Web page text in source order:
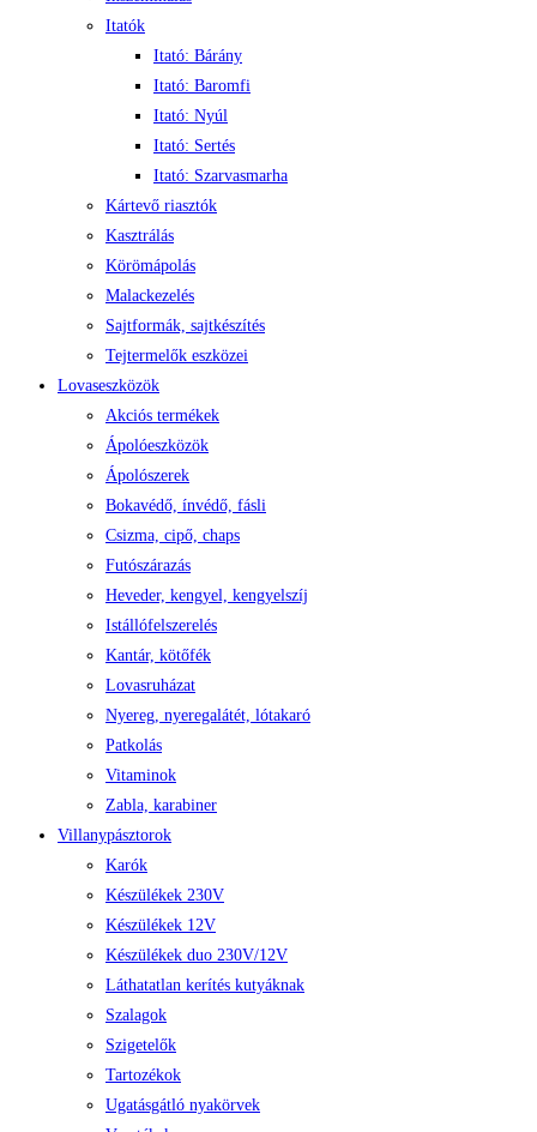
Itatók
Itató: Bárány
Itató: Baromfi
Itató: Nyúl
Itató: Sertés
Itató: Szarvasmarha
Kártevő riasztók
Kasztrálás
Körömápolás
Malackezelés
Sajtformák, sajtkészítés
Tejtermelők eszközei
Lovaseszközök
Akciós termékek
Ápolóeszközök
Ápolószerek
Bokavédő, ínvédő, fásli
Csizma, cipő, chaps
Futószárazás
Heveder, kengyel, kengyelszíj
Istállófelszerelés
Kantár, kötőfék
Lovasruházat
Nyereg, nyeregalátét, lótakaró
Patkolás
Vitaminok
Zabla, karabiner
Villanypásztorok
Karók
Készülékek 230V
Készülékek 12V
Készülékek duo 230V/12V
Láthatatlan kerítés kutyáknak
Szalagok
Szigetelők
Tartozékok
Ugatásgátló nyakörvek